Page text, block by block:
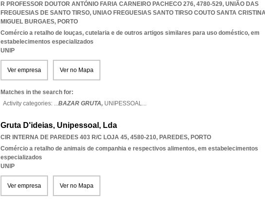
R PROFESSOR DOUTOR ANTÓNIO FARIA CARNEIRO PACHECO 276, 4780-529, UNIÃO DAS
FREGUESIAS DE SANTO TIRSO, UNIAO FREGUESIAS SANTO TIRSO COUTO SANTA
MIGUEL BURGAES, PORTO
Comércio a retalho de louças, cutelaria e de outros artigos similares para uso doméstico, em
estabelecimentos especializados
UNIP
Ver empresa Ver no Mapa
Matches in the search for:
Activity categories: ...BAZAR GRUTA, UNIPESSOAL...
Gruta D'ideias, Unipessoal, Lda
CIR INTERNA DE PAREDES 403 R/C LOJA 45, 4580-210, PAREDES, PORTO
Comércio a retalho de animais de companhia e respectivos alimentos, em estabelecimentos
especializados
UNIP
Ver empresa Ver no Mapa